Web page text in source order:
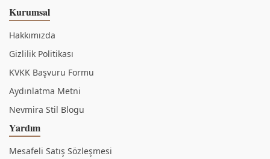
Kurumsal
Hakkımızda
Gizlilik Politikası
KVKK Başvuru Formu
Aydınlatma Metni
Nevmira Stil Blogu
Yardım
Mesafeli Satış Sözleşmesi